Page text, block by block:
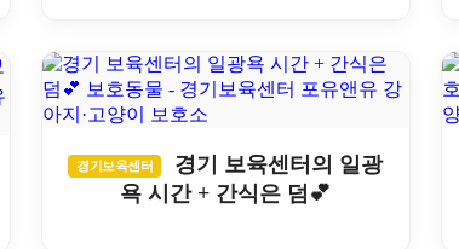
경기보육센터
경기 보육센터의 일광
욕 시간 + 간식은 덤💕